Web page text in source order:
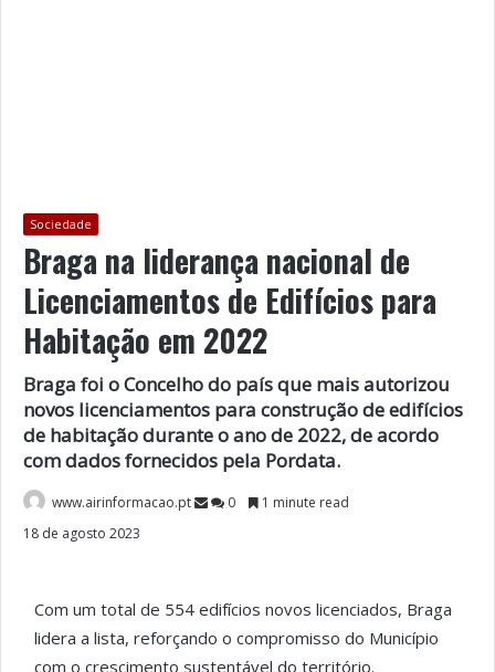
Sociedade
Braga na liderança nacional de
Licenciamentos de Edifícios para
Habitação em 2022
Braga foi o Concelho do país que mais autorizou
novos licenciamentos para construção de edifícios
de habitação durante o ano de 2022, de acordo
com dados fornecidos pela Pordata.
www.airinformacao.pt 0
1 minute read
18 de agosto 2023
Com um total de 554 edifícios novos licenciados, Braga
lidera a lista, reforçando o compromisso do Município
com o crescimento sustentável do território.